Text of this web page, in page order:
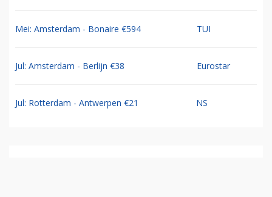
Mei: Amsterdam - Bonaire €594 TUI
Jul: Amsterdam - Berlijn €38 Eurostar
Jul: Rotterdam - Antwerpen €21 NS